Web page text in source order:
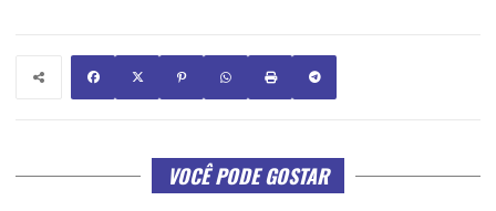
VOCÊ PODE GOSTAR